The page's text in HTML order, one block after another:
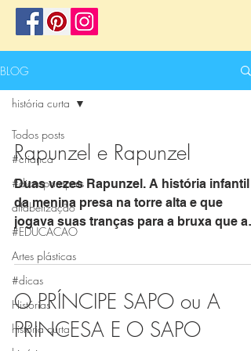
BLOG
Todos posts
#crianca
#dicasparapais
alfabetização
#EDUCACAO
Artes plásticas
#dicas
Histórias
história curta
história curta
Rapunzel e Rapunzel
Duas vezes Rapunzel. A história infantil
da menina presa na torre alta e que
jogava suas tranças para a bruxa que a
mantinha trancafiada...
O PRÍNCIPE SAPO ou A
PRINCESA E O SAPO